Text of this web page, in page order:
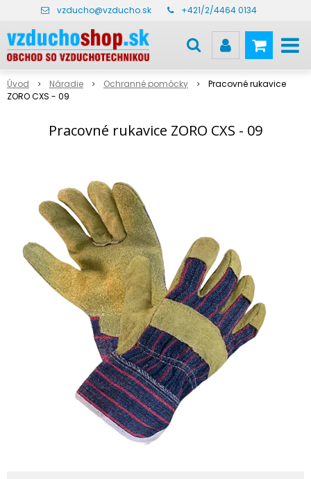
vzducho@vzducho.sk +421/2/4464 0134
Úvod Náradie Ochranné pomôcky
Pracovné rukavice
ZORO CXS - 09
Pracovné rukavice ZORO CXS - 09